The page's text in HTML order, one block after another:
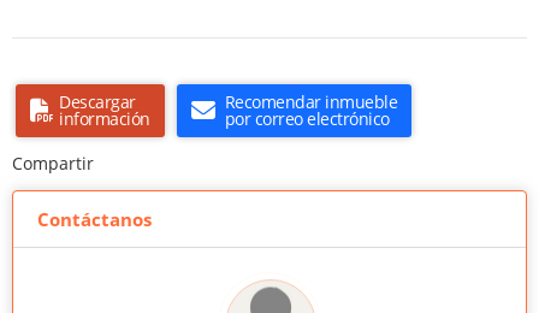
Descargar
información
Recomendar inmueble
por correo electrónico
Compartir
Contáctanos